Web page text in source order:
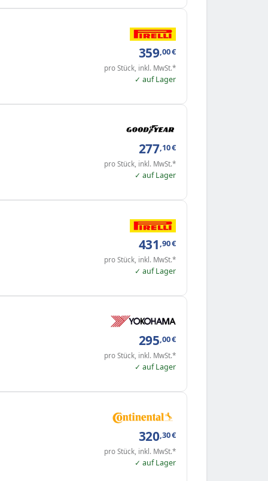
359,00€
pro Stück, inkl. MwSt.*
✓ auf Lager
277,10€
pro Stück, inkl. MwSt.*
✓ auf Lager
431 ,90€
pro Stück, inkl. MwSt.*
✓ auf Lager
295,00€
pro Stück, inkl. MwSt.*
✓ auf Lager
320,30€
pro Stück, inkl. MwSt.*
✓ auf Lager